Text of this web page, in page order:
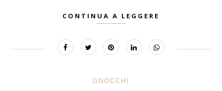
CONTINUA A LEGGERE
GNOCCHI